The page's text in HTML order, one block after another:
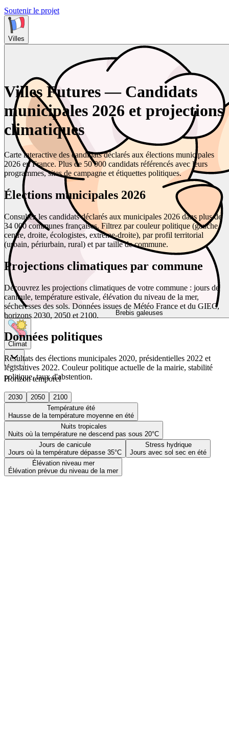
Soutenir le projet
Villes
Brebis galeuses
Climat
Horizon temporel
2030 2050
2100
Température été
Hausse de la température moyenne en été
Nuits tropicales
Nuits où la température ne descend pas sous 20°C
Jours de canicule
Jours où la température dépasse 35°C
Stress hydrique
Jours avec sol sec en été
Élévation niveau mer
Élévation prévue du niveau de la mer
Villes Futures — Candidats
municipales 2026 et projections
climatiques
Carte interactive des candidats déclarés aux élections municipales
2026 en France. Plus de 50 000 candidats référencés avec leurs
programmes, sites de campagne et étiquettes politiques.
Élections municipales 2026
Consultez les candidats déclarés aux municipales 2026 dans plus de
34 000 communes françaises. Filtrez par couleur politique (gauche,
centre, droite, écologistes, extrême-droite), par profil territorial
(urbain, périurbain, rural) et par taille de commune.
Projections climatiques par commune
Découvrez les projections climatiques de votre commune : jours de
canicule, température estivale, élévation du niveau de la mer,
sécheresses des sols. Données issues de Météo France et du GIEC,
horizons 2030, 2050 et 2100.
Données politiques
Résultats des élections municipales 2020, présidentielles 2022 et
législatives 2022. Couleur politique actuelle de la mairie, stabilité
politique, taux d'abstention.